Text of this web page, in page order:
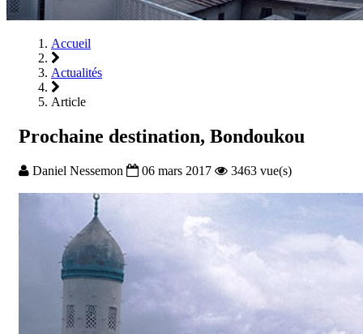
Accueil
Actualités
Article
Prochaine destination, Bondoukou
Daniel Nessemon 06 mars 2017 3463 vue(s)